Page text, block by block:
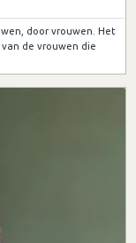
door vrouwen. Het
de vrouwen die